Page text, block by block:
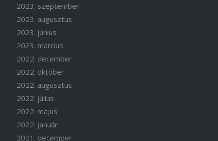
2023. szeptember
2023. augusztus
2023. június
2023. március
2022. december
2022. október
2022. augusztus
2022. július
2022. május
2022. január
2021. december